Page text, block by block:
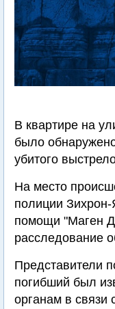
В квартире на
было
убитого
На место
полиции
помощи "Маген
расследование
Представители
погибший был
органам в